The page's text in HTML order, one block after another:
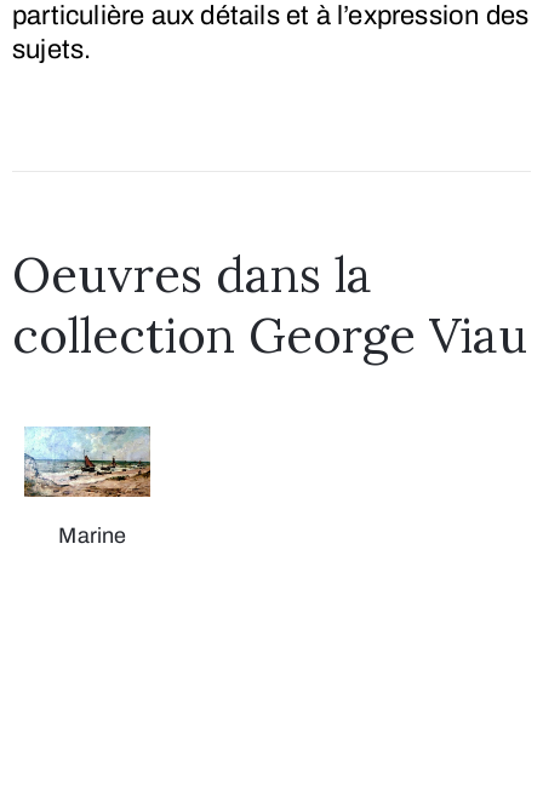
particulière aux détails et à l’expression des
sujets.
Oeuvres dans la
collection George Viau
Marine